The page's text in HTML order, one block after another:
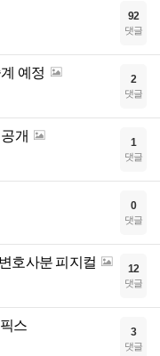
92
댓글
예정 2
댓글
개 1
댓글
0
댓글
호사분 피지컬 12
댓글
스 3
댓글